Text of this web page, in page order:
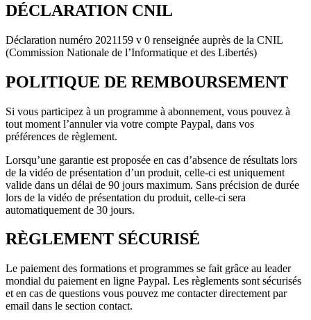
DÉCLARATION CNIL
Déclaration numéro 2021159 v 0 renseignée auprès de la CNIL
(Commission Nationale de l’Informatique et des Libertés)
POLITIQUE DE REMBOURSEMENT
Si vous participez à un programme à abonnement, vous pouvez à
tout moment l’annuler via votre compte Paypal, dans vos
préférences de règlement.
Lorsqu’une garantie est proposée en cas d’absence de résultats lors
de la vidéo de présentation d’un produit, celle-ci est uniquement
valide dans un délai de 90 jours maximum. Sans précision de durée
lors de la vidéo de présentation du produit, celle-ci sera
automatiquement de 30 jours.
RÈGLEMENT SÉCURISÉ
Le paiement des formations et programmes se fait grâce au leader
mondial du paiement en ligne Paypal. Les règlements sont sécurisés
et en cas de questions vous pouvez me contacter directement par
email dans le section contact.